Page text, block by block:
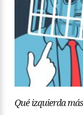
Qué izquierda